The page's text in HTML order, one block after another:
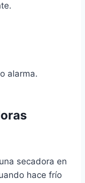
alarma.
secadora en
hace frío